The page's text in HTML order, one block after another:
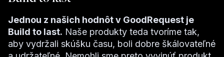
Jednou z našich hodnôt v GoodRequest je
Build to last. Naše produkty teda tvoríme tak,
aby vydržali skúšku času, boli dobre škálovateľné